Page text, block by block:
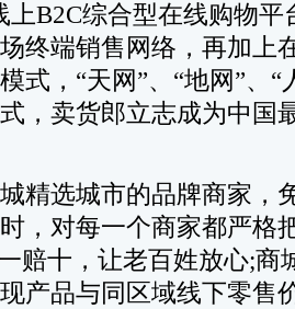
上B2C综合型在线购物平
终端销售网络，再加上
式，“天网”、“地网”、“
，卖货郎立志成为中国
选城市的品牌商家，
，对每一个商家都严格
赔十，让老百姓放心;商
产品与同区域线下零售